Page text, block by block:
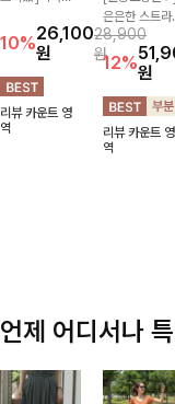
시원해보이면서
로맨틱한 무드를
선사하는 블라우
스:) 풍성한 퍼프
소매와 밑단 셔
링으로 스타일을
10%26,100
원
28,900
원
리뷰 카운트 영
역
은은한 스트라
프 패턴이 더해
져 심플한 코디
에도 세련된 포
인트를 더해드
며 깔끔한 스트
라이프 디테일로
유행 없이 오래
12%원
리뷰 카운트 영
역
언제 어디서나